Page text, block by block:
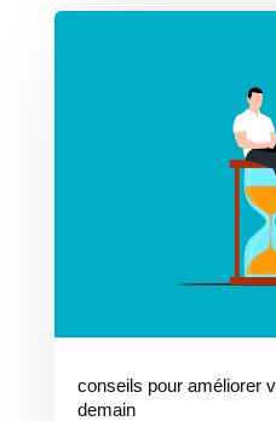
conseils pour améliorer
demain